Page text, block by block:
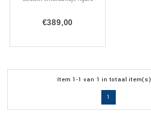
€389,00
Item 1-1 van 1 in totaal item(s)
1